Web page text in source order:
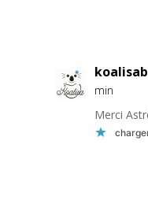
min
Merci